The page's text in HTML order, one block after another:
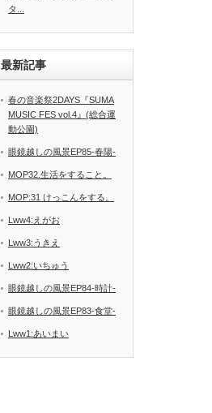
タ...
最新記事
春の音楽祭2DAYS『SUMA
MUSIC FES vol.4』(総合運
動公園)
眼鏡越しの風景EP85-春陽-
MOP32.生活をすること。
MOP:31 けっこんをする。
Lww4:えがお
Lww3:うきえ
Lww2:いちゅう
眼鏡越しの風景EP84-時計-
眼鏡越しの風景EP83-食堂-
Lww1:あいまい